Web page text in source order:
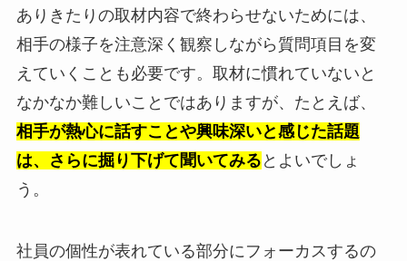
ありきたりの取材内容で終わらせないためには、
相手の様子を注意深く観察しながら質問項目を変
えていくことも必要です。取材に慣れていないと
なかなか難しいことではありますが、たとえば、
相手が熱心に話すことや興味深いと感じた話題
は、さらに掘り下げて聞いてみる とよいでしょ
う。
社員の個性が表れている部分にフォーカスするの